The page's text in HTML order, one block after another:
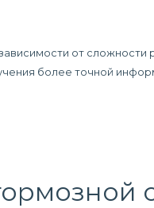
от сложности
более точной